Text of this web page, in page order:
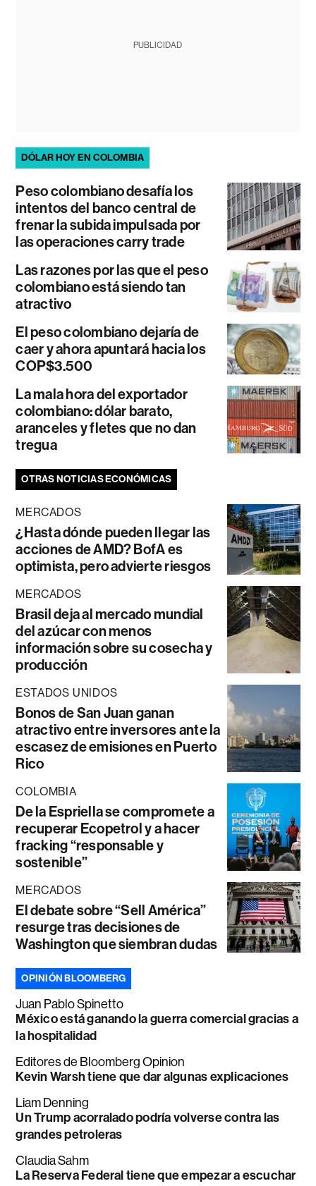
PUBLICIDAD
DÓLAR HOY EN COLOMBIA
Peso colombiano desafía los
intentos del banco central de
frenar la subida impulsada por
las operaciones carry trade
Las razones por las que el peso
colombiano está siendo tan
atractivo
El peso colombiano dejaría de
caer y ahora apuntará hacia los
COP$3.500
La mala hora del exportador
colombiano: dólar barato,
aranceles y fletes que no dan
tregua
OTRAS NOTICIAS ECONÓMICAS
MERCADOS
¿Hasta dónde pueden llegar las
acciones de AMD? BofA es
optimista, pero advierte riesgos
MERCADOS
Brasil deja al mercado mundial
del azúcar con menos
información sobre su cosecha y
producción
ESTADOS UNIDOS
Bonos de San Juan ganan
atractivo entre inversores ante la
escasez de emisiones en Puerto
Rico
COLOMBIA
De la Espriella se compromete a
recuperar Ecopetrol y a hacer
fracking “responsable y
sostenible”
MERCADOS
El debate sobre “Sell América”
resurge tras decisiones de
Washington que siembran dudas
OPINIÓN BLOOMBERG
Juan Pablo Spinetto
México está ganando la guerra comercial gracias a
la hospitalidad
Editores de Bloomberg Opinion
Kevin Warsh tiene que dar algunas explicaciones
Liam Denning
Un Trump acorralado podría volverse contra las
grandes petroleras
Claudia Sahm
La Reserva Federal tiene que empezar a escuchar